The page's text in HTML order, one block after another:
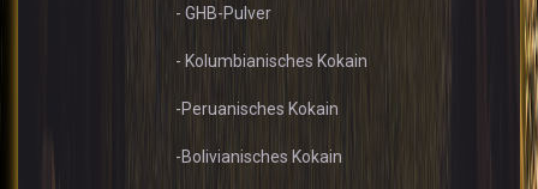
- GHB-Pulver
- Kolumbianisches Kokain
-Peruanisches Kokain
-Bolivianisches Kokain